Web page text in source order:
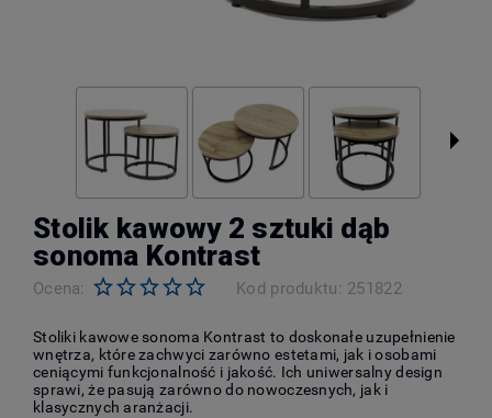
Stolik kawowy 2 sztuki dąb
sonoma Kontrast
Ocena: Kod produktu: 251822
Stoliki kawowe sonoma Kontrast to doskonałe uzupełnienie
wnętrza, które zachwyci zarówno estetami, jak i osobami
ceniącymi funkcjonalność i jakość. Ich uniwersalny design
sprawi, że pasują zarówno do nowoczesnych, jak i
klasycznych aranżacji.